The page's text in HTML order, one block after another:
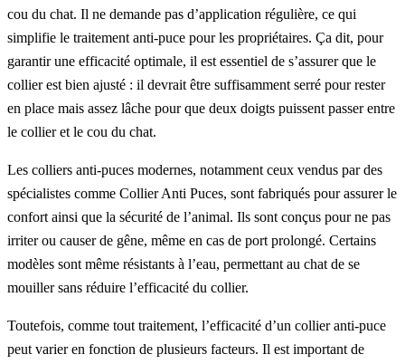
cou du chat. Il ne demande pas d’application régulière, ce qui
simplifie le traitement anti-puce pour les propriétaires. Ça dit, pour
garantir une efficacité optimale, il est essentiel de s’assurer que le
collier est bien ajusté : il devrait être suffisamment serré pour rester
en place mais assez lâche pour que deux doigts puissent passer entre
le collier et le cou du chat.
Les colliers anti-puces modernes, notamment ceux vendus par des
spécialistes comme Collier Anti Puces, sont fabriqués pour assurer le
confort ainsi que la sécurité de l’animal. Ils sont conçus pour ne pas
irriter ou causer de gêne, même en cas de port prolongé. Certains
modèles sont même résistants à l’eau, permettant au chat de se
mouiller sans réduire l’efficacité du collier.
Toutefois, comme tout traitement, l’efficacité d’un collier anti-puce
peut varier en fonction de plusieurs facteurs. Il est important de